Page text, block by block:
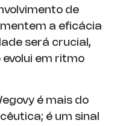
de
a eficácia
será crucial,
em ritmo
é mais do
é um sinal